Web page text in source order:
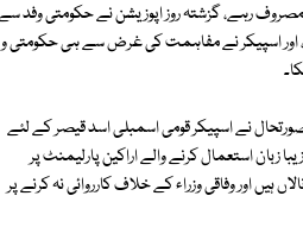
رہے، گزشتہ روز اپوزیشن نے حکومتی وفد
اور اسپیکر نے مفاہمت کی غرض سے ہی حکومتی و
نے اسپیکر قومی اسمبلی اسد قیصر کے لئے
زبان استعمال کرنے والے اراکین پارلیمنٹ پر
اور وفاقی وزراء کے خلاف کارروائی نہ کرنے پر